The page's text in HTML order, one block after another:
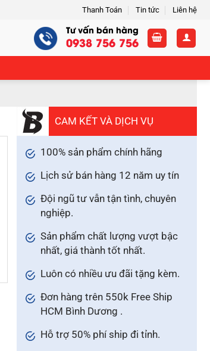
Thanh Toán Tin tức Liên hệ
Tư vấn bán hàng
0938 756 756
CAM KẾT VÀ DỊCH VỤ
100% sản phẩm chính hãng
Lịch sử bán hàng 12 năm uy tín
Đội ngũ tư vẫn tận tình, chuyên
nghiệp.
Sản phẩm chất lượng vượt bậc
nhất, giá thành tốt nhất.
Luôn có nhiều ưu đãi tặng kèm.
Đơn hàng trên 550k Free Ship
HCM Bình Dương .
Hỗ trợ 50% phí ship đi tỉnh.